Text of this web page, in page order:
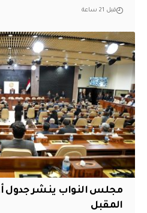
قبل 21 ساعة
مجلس النواب ينشر جدول
المقبل